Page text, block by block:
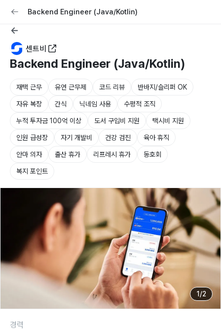
교육 커리어
Backend Engineer (Java/Kotlin)
센트비
Backend Engineer (Java/Kotlin)
재택 근무 유연 근무제 코드 리뷰 반바지/슬리퍼 OK
자유 복장 간식 닉네임 사용 수평적 조직
누적 투자금 100억 이상 도서 구입비 지원 택시비 지원
인원 급성장 자기 개발비 건강 검진 육아 휴직
안마 의자 출산 휴가 리프레시 휴가 동호회
복지 포인트
1 /2
경력